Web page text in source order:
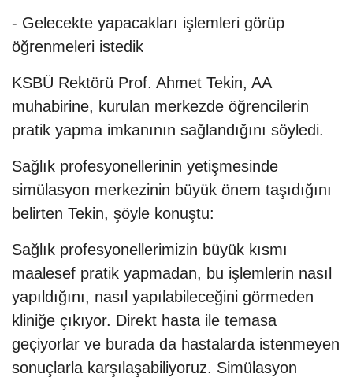
- Gelecekte yapacakları işlemleri görüp
öğrenmeleri istedik
KSBÜ Rektörü Prof. Ahmet Tekin, AA
muhabirine, kurulan merkezde öğrencilerin
pratik yapma imkanının sağlandığını söyledi.
Sağlık profesyonellerinin yetişmesinde
simülasyon merkezinin büyük önem taşıdığını
belirten Tekin, şöyle konuştu:
Sağlık profesyonellerimizin büyük kısmı
maalesef pratik yapmadan, bu işlemlerin nasıl
yapıldığını, nasıl yapılabileceğini görmeden
kliniğe çıkıyor. Direkt hasta ile temasa
geçiyorlar ve burada da hastalarda istenmeyen
sonuçlarla karşılaşabiliyoruz. Simülasyon